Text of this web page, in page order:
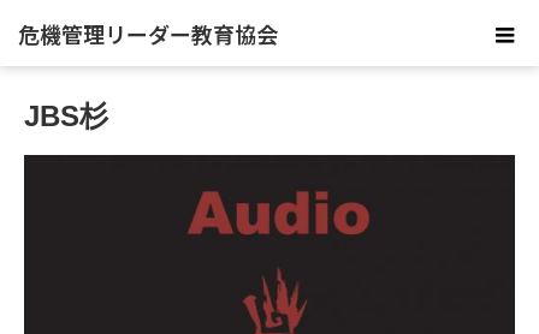
危機管理リーダー教育協会
JBS杉